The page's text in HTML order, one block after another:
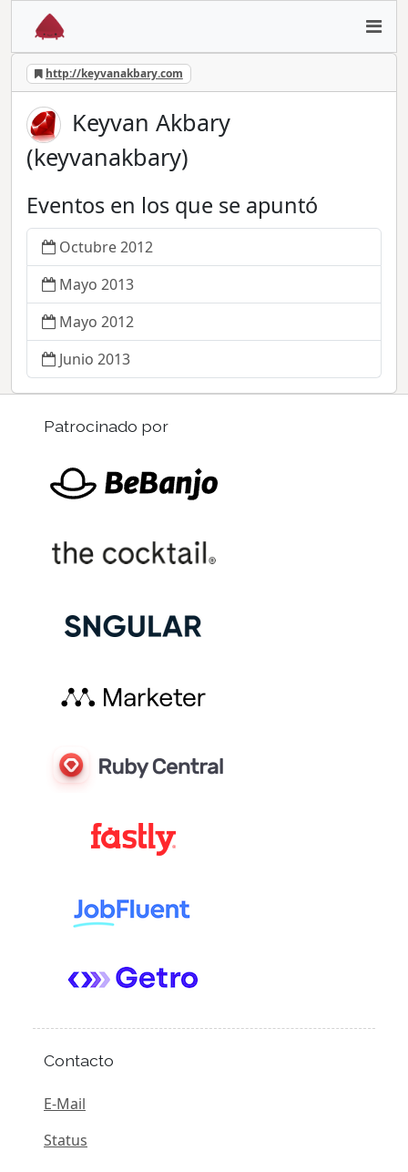
http://keyvanakbary.com
Keyvan Akbary
(keyvanakbary)
Eventos en los que se apuntó
Octubre 2012
Mayo 2013
Mayo 2012
Junio 2013
Patrocinado por
Contacto
E-Mail
Status